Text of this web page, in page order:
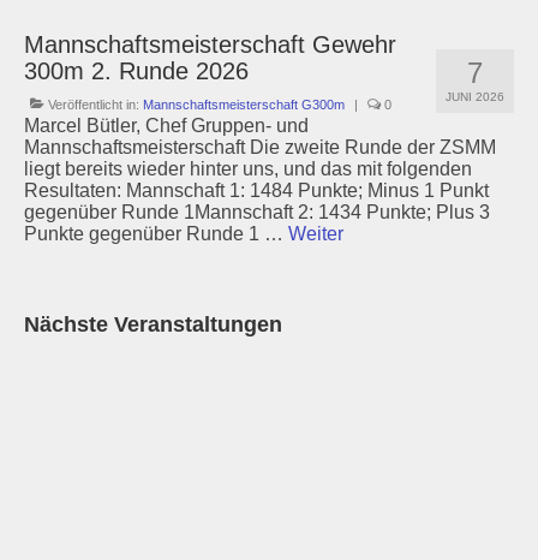
7
JUNI 2026
Mannschaftsmeisterschaft Gewehr
300m 2. Runde 2026
Veröffentlicht in: Mannschaftsmeisterschaft G300m | 0
Marcel Bütler, Chef Gruppen- und
Mannschaftsmeisterschaft Die zweite Runde der ZSMM
liegt bereits wieder hinter uns, und das mit folgenden
Resultaten: Mannschaft 1: 1484 Punkte; Minus 1 Punkt
gegenüber Runde 1Mannschaft 2: 1434 Punkte; Plus 3
Punkte gegenüber Runde 1 … Weiter
Nächste Veranstaltungen